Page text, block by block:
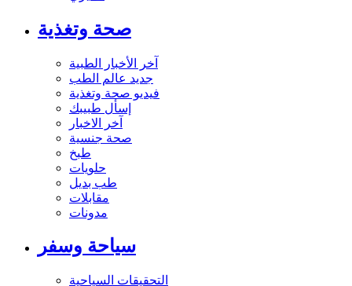
صحة وتغذية
آخر الأخبار الطبية
جديد عالم الطب
فيديو صحة وتغذية
إسأل طبيبك
آخر الاخبار
صحة جنسية
طبخ
حلويات
طب بديل
مقابلات
مدونات
سياحة وسفر
التحقيقات السياحية